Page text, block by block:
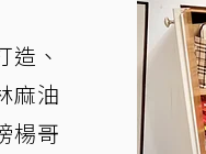
、
麻油
楊哥